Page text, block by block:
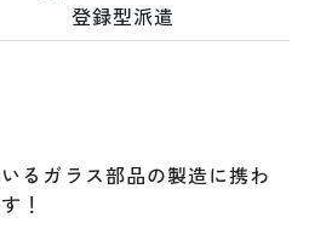
登録型派遣
るガラス部品の製造に携わ
！